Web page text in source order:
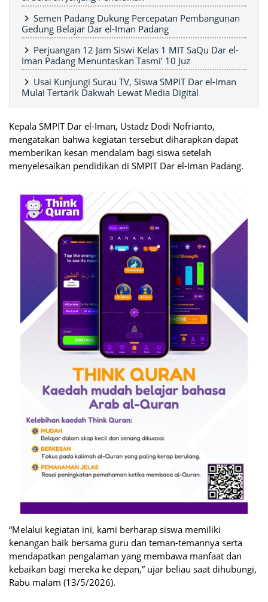
Semen Padang Dukung Percepatan Pembangunan
Gedung Belajar Dar el-Iman Padang
Perjuangan 12 Jam Siswi Kelas 1 MIT SaQu Dar el-
Iman Padang Menuntaskan Tasmi’ 10 Juz
Usai Kunjungi Surau TV, Siswa SMPIT Dar el-Iman
Mulai Tertarik Dakwah Lewat Media Digital
Kepala SMPIT Dar el-Iman, Ustadz Dodi Nofrianto,
mengatakan bahwa kegiatan tersebut diharapkan dapat
memberikan kesan mendalam bagi siswa setelah
menyelesaikan pendidikan di SMPIT Dar el-Iman Padang.
“Melalui kegiatan ini, kami berharap siswa memiliki
kenangan baik bersama guru dan teman-temannya serta
mendapatkan pengalaman yang membawa manfaat dan
kebaikan bagi mereka ke depan,” ujar beliau saat dihubungi,
Rabu malam (13/5/2026).